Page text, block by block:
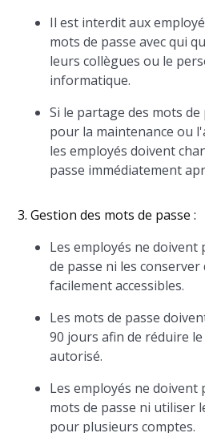
Il est interdit aux
mots de passe avec qui
leurs collègues ou le
informatique.
Si le partage des mots
pour la maintenance ou
les employés doivent
passe immédiatement
3. Gestion des mots de passe :
Les employés ne
de passe ni les
facilement accessibles.
Les mots de passe
90 jours afin de réduire
autorisé.
Les employés ne
mots de passe ni utiliser
pour plusieurs comptes.